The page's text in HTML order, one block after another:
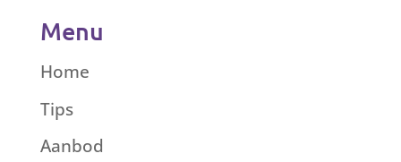
Menu
Home
Tips
Aanbod